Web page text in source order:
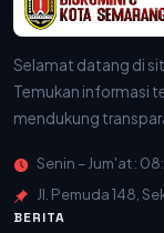
Selamat datang di
Temukan informasi
mendukung
Senin – Jum'at :
Jl. Pemuda 148,
BERITA